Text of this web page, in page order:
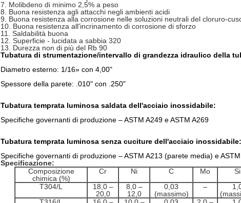
7. Molibdeno di minimo 2,5% a peso
8. Buona resistenza agli attacchi negli ambienti acidi
9. Buona resistenza alla corrosione nelle soluzioni neutrali del cloruro-
10. Buona resistenza all'incrinamento di corrosione di sforzo
11. Saldabilità buona
12. Superficie - lucidata a sabbia 320
13. Durezza non di più del Rb 90
Tubatura di strumentazione/intervallo di grandezza idraulico della
Diametro esterno: 1/16» con 4,00"
Spessore della parete: .010" con .250"
Tubatura temprata luminosa saldata dell'acciaio inossidabile:
Specifiche governanti di produzione – ASTM A249 e ASTM A269
Tubatura temprata luminosa senza cuciture dell'acciaio inossidabile:
Specifiche governanti di produzione – ASTM A213 (parete media) e
Specificazione:
Composizione
chimica (%)
Cr Ni C Mo Si
T304/L
18,0 –
20,0
8,0 –
12,0
0,03
(massimo)
–